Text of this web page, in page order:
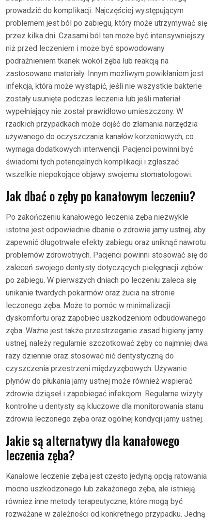
prowadzić do komplikacji. Najczęściej występującym
problemem jest ból po zabiegu, który może utrzymywać się
przez kilka dni. Czasami ból ten może być intensywniejszy
niż przed leczeniem i może być spowodowany
podrażnieniem tkanek wokół zęba lub reakcją na
zastosowane materiały. Innym możliwym powikłaniem jest
infekcja, która może wystąpić, jeśli nie wszystkie bakterie
zostały usunięte podczas leczenia lub jeśli materiał
wypełniający nie został prawidłowo umieszczony. W
rzadkich przypadkach może dojść do złamania narzędzia
używanego do oczyszczania kanałów korzeniowych, co
wymaga dodatkowych interwencji. Pacjenci powinni być
świadomi tych potencjalnych komplikacji i zgłaszać
wszelkie niepokojące objawy swojemu stomatologowi.
Jak dbać o zęby po kanałowym leczeniu?
Po zakończeniu kanałowego leczenia zęba niezwykle
istotne jest odpowiednie dbanie o zdrowie jamy ustnej, aby
zapewnić długotrwałe efekty zabiegu oraz uniknąć nawrotu
problemów zdrowotnych. Pacjenci powinni stosować się do
zaleceń swojego dentysty dotyczących pielęgnacji zębów
po zabiegu. W pierwszych dniach po leczeniu zaleca się
unikanie twardych pokarmów oraz żucia na stronie
leczonego zęba. Może to pomóc w minimalizacji
dyskomfortu oraz zapobiec uszkodzeniom odbudowanego
zęba. Ważne jest także przestrzeganie zasad higieny jamy
ustnej; należy regularnie szczotkować zęby co najmniej dwa
razy dziennie oraz stosować nić dentystyczną do
czyszczenia przestrzeni międzyzębowych. Używanie
płynów do płukania jamy ustnej może również wspierać
zdrowie dziąseł i zapobiegać infekcjom. Regularne wizyty
kontrolne u dentysty są kluczowe dla monitorowania stanu
zdrowia leczonego zęba oraz ogólnej kondycji jamy ustnej.
Jakie są alternatywy dla kanałowego
leczenia zęba?
Kanałowe leczenie zęba jest często jedyną opcją ratowania
mocno uszkodzonego lub zakażonego zęba, ale istnieją
również inne metody terapeutyczne, które mogą być
rozważane w zależności od konkretnego przypadku. Jedną